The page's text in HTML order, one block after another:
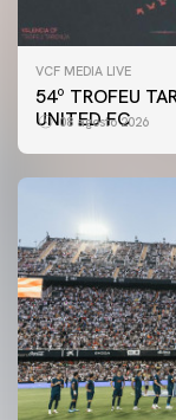
VCF MEDIA LIVE
54º TROFEU
UNITED FC
08 agosto 2026